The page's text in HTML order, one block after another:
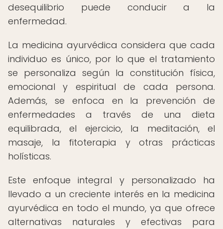
desequilibrio puede conducir a la
enfermedad.
La medicina ayurvédica considera que cada
individuo es único, por lo que el tratamiento
se personaliza según la constitución física,
emocional y espiritual de cada persona.
Además, se enfoca en la prevención de
enfermedades a través de una dieta
equilibrada, el ejercicio, la meditación, el
masaje, la fitoterapia y otras prácticas
holísticas.
Este enfoque integral y personalizado ha
llevado a un creciente interés en la medicina
ayurvédica en todo el mundo, ya que ofrece
alternativas naturales y efectivas para